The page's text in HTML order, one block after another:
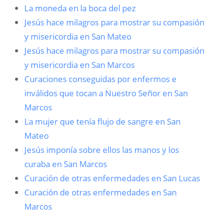
La moneda en la boca del pez
Jesús hace milagros para mostrar su compasión
y misericordia en San Mateo
Jesús hace milagros para mostrar su compasión
y misericordia en San Marcos
Curaciones conseguidas por enfermos e
inválidos que tocan a Nuestro Señor en San
Marcos
La mujer que tenía flujo de sangre en San
Mateo
Jesús imponía sobre ellos las manos y los
curaba en San Marcos
Curación de otras enfermedades en San Lucas
Curación de otras enfermedades en San
Marcos